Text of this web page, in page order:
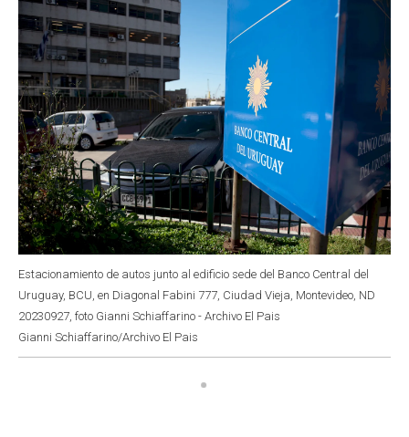
p
n
Estacionamiento de autos junto al edificio sede del Banco Central del
Uruguay, BCU, en Diagonal Fabini 777, Ciudad Vieja, Montevideo, ND
20230927, foto Gianni Schiaffarino - Archivo El Pais
Gianni Schiaffarino/Archivo El Pais